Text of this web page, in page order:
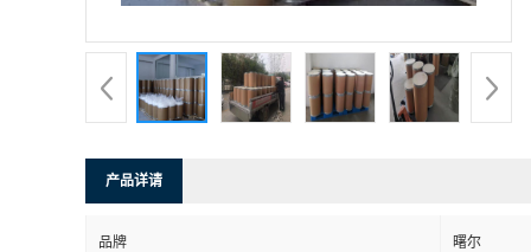
产品详请
品牌 曙尔